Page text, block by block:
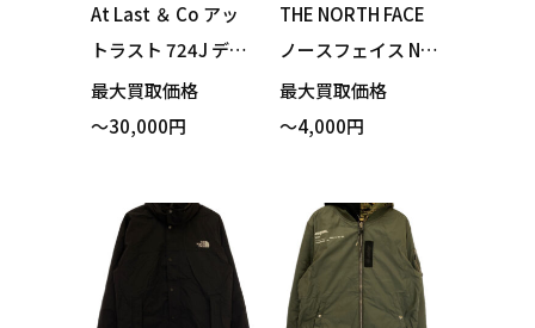
At Last ＆ Co アッ
トラスト 724J デニ
ムジャケット イン
ディゴ サイズ38 買
最大買取価格
～30,000円
THE NORTH FACE
ノースフェイス NP
72131 Hydrena Wi
nd Jacket ハイドレ
ルー Mサイズ 買い
取りました！
最大買取価格
～4,000円